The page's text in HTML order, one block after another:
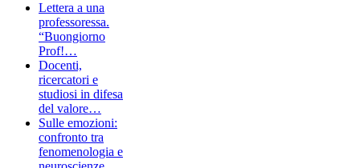
Lettera a una
professoressa.
“Buongiorno
Prof!…
Docenti,
ricercatori e
studiosi in difesa
del valore…
Sulle emozioni:
confronto tra
fenomenologia e